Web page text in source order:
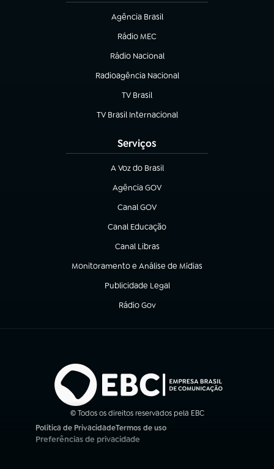
Agência Brasil
(abre em nova aba)
Rádio MEC
Rádio Nacional
(abre em nova aba)
Radioagência Nacional
(abre em nova aba)
TV Brasil
(abre em nova aba)
TV Brasil Internacional
(abre em nova aba)
Serviços
A Voz do Brasil
(abre em nova aba)
Agência GOV
(abre em nova aba)
Canal GOV
(abre em nova aba)
Canal Educação
(abre em nova aba)
Canal Libras
(abre em nova aba)
Monitoramento e Análise de Mídias
(abre em nova aba)
Publicidade Legal
(abre em nova aba)
Rádio Gov
(abre em nova aba)
© Todos os direitos reservados pela EBC
Política de Privacidade
(abre em nova aba)
Termos de uso
(abre em nova aba)
Preferências de privacidade